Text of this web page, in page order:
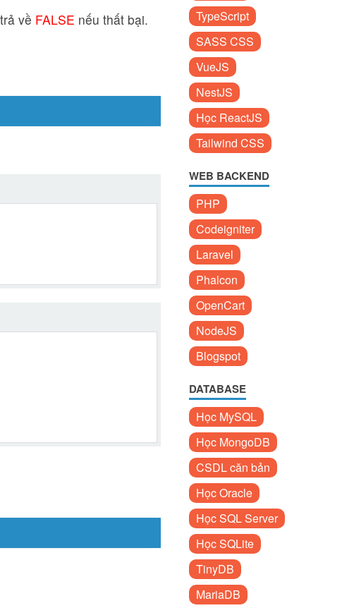
về FALSE nếu thất bại.
TypeScript
SASS CSS
VueJS
NestJS
Học ReactJS
Tailwind CSS
WEB BACKEND
PHP
Codeigniter
Laravel
Phalcon
OpenCart
NodeJS
Blogspot
DATABASE
Học MySQL
Học MongoDB
CSDL căn bản
Học Oracle
Học SQL Server
Học SQLite
TinyDB
MariaDB